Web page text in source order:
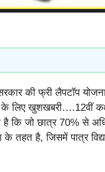
की फ्री लैपटॉप
खुशखबरी….12वीं
है कि जो छात्र 70% से
है, जिसमें पात्र